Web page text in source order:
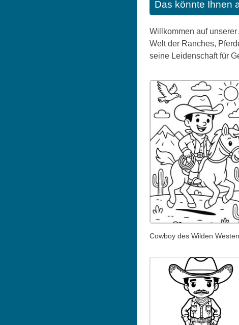
Das könnte Ihnen
Willkommen auf
Welt der Ranches,
seine Leidenschaft für
Cowboy des Wilden